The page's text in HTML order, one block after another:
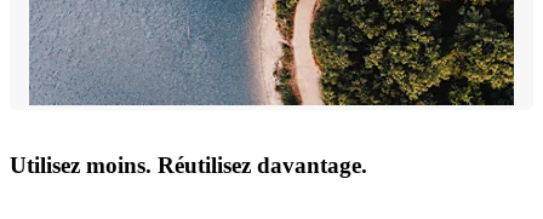
Utilisez moins. Réutilisez davantage.